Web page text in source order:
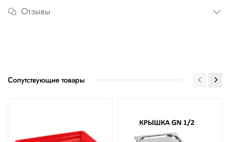
Отзывы
Сопутствующие товары